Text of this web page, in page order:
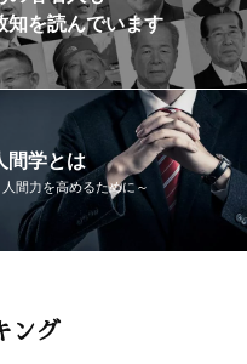
知を読んでいます
間学とは
人間力を高めるために～
ング